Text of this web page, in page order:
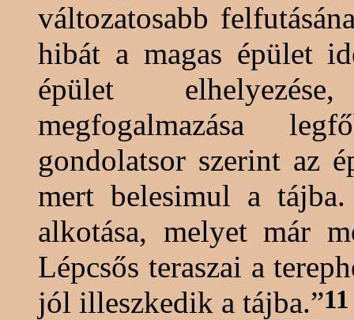
változatosabb
hibát a magas épület
épület
megfogalmazása
gondolatsor szerint az
mert belesimul a tájba.
alkotása, melyet már
Lépcsős teraszai a
jól illeszkedik a tájba.”11